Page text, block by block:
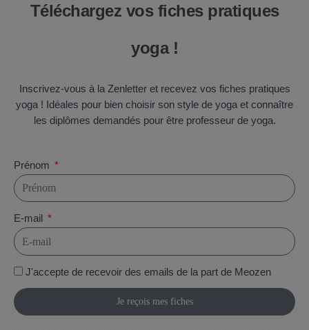
Téléchargez vos fiches pratiques
yoga !
Inscrivez-vous à la Zenletter et recevez vos fiches pratiques
yoga ! Idéales pour bien choisir son style de yoga et connaître
les diplômes demandés pour être professeur de yoga.
Prénom
E-mail
J'accepte de recevoir des emails de la part de Meozen
Je reçois mes fiches